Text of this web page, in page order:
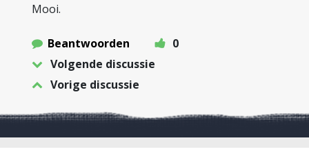
Mooi.
Beantwoorden
0
Volgende discussie
Vorige discussie